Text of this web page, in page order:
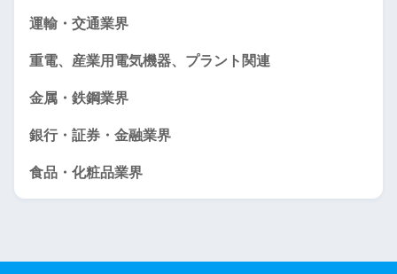
運輸・交通業界
重電、産業用電気機器、プラント関連
金属・鉄鋼業界
銀行・証券・金融業界
食品・化粧品業界